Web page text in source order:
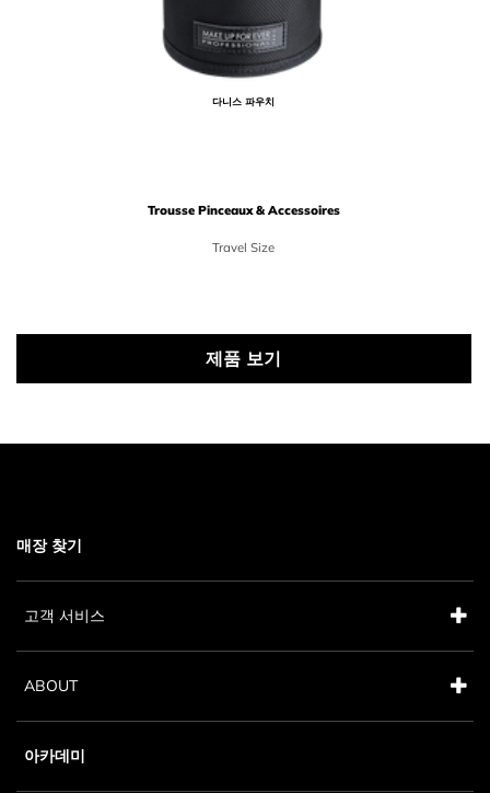
다니스 파우치
Trousse Pinceaux & Accessoires
Travel Size
제품 보기
매장 찾기
고객 서비스
ABOUT
아카데미